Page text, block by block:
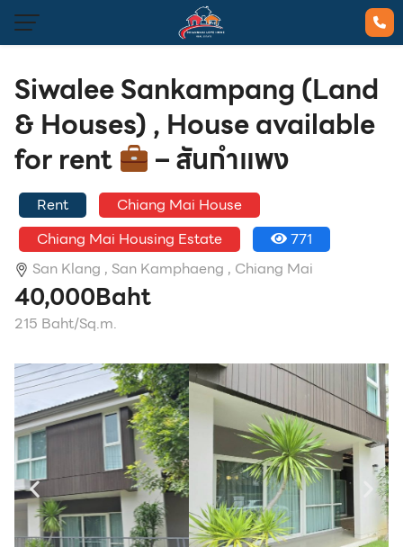
EN
TH
Siwalee Sankampang (Land
& Houses) , House available
for rent
– สันกำแพง
Rent
Chiang Mai House
Chiang Mai Housing Estate
771
San Klang , San Kamphaeng , Chiang Mai
40,000Baht
215 Baht/Sq.m.